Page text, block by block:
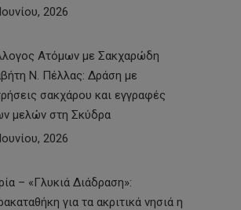
2026
Ατόμων με Σακχαρώδη
Ν. Πέλλας: Δράση με
σακχάρου και εγγραφές
μελών στη Σκύδρα
2026
– «Γλυκιά Διάδραση»:
για τα ακριτικά νησιά η